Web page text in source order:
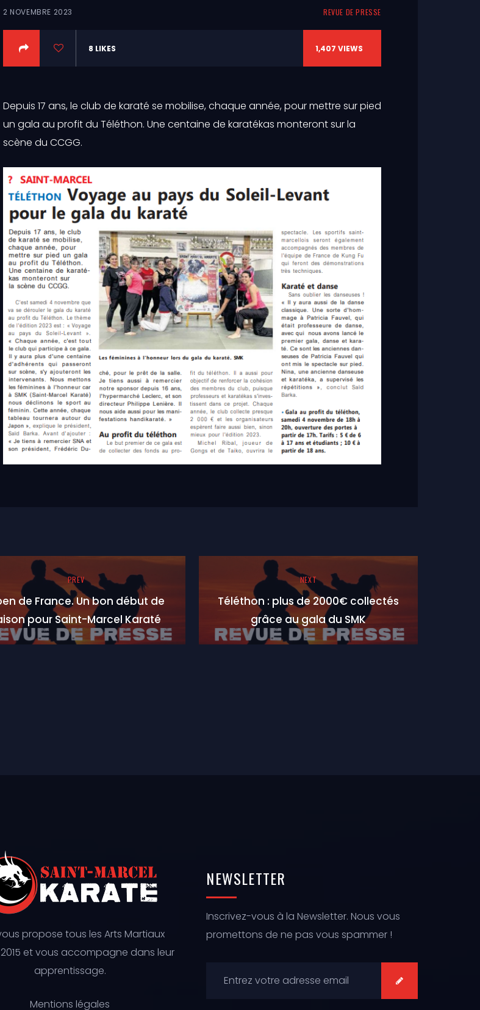
2 NOVEMBRE 2023 REVUE DE PRESSE
8 LIKES 1,407 VIEWS
Depuis 17 ans, le club de karaté se mobilise, chaque année, pour mettre sur pied
un gala au profit du Téléthon. Une centaine de karatékas monteront sur la
scène du CCGG.
PREV
de France. Un bon début de
pour Saint-Marcel Karaté
NEXT
Téléthon : plus de 2000€ collectés
grâce au gala du SMK
propose tous les Arts Martiaux
et vous accompagne dans leur
apprentissage.
Mentions légales
NEWSLETTER
Inscrivez-vous à la Newsletter. Nous vous
promettons de ne pas vous spammer !